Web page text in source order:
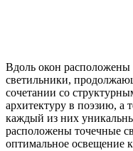
Вдоль окон
светильники,
сочетании со
архитектуру в поэзию, а
каждый из них
расположены точечные
оптимальное освещение